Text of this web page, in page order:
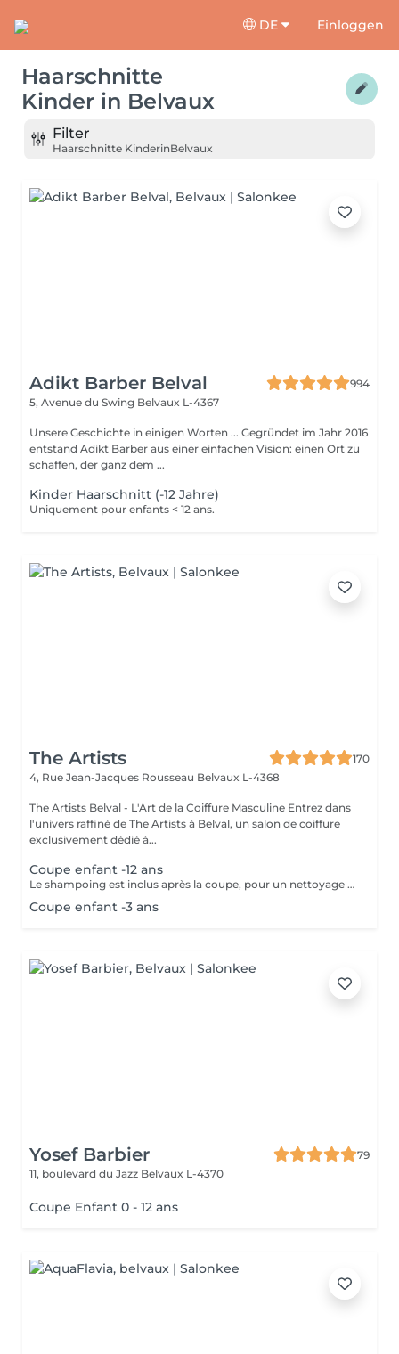
DE Einloggen
Haarschnitte
Kinder in Belvaux
Filter
Haarschnitte KinderinBelvaux
Adikt Barber Belval
994
5, Avenue du Swing Belvaux L-4367
Unsere Geschichte in einigen Worten ... Gegründet im Jahr 2016
entstand Adikt Barber aus einer einfachen Vision: einen Ort zu
schaffen, der ganz dem ...
Kinder Haarschnitt (-12 Jahre)
Uniquement pour enfants < 12 ans.
The Artists
170
4, Rue Jean-Jacques Rousseau Belvaux L-4368
The Artists Belval - L'Art de la Coiffure Masculine Entrez dans
l'univers raffiné de The Artists à Belval, un salon de coiffure
exclusivement dédié à...
Coupe enfant -12 ans
Le shampoing est inclus après la coupe, pour un nettoyage en profondeur et un soin optimal. Le coiffage, réalisé en fin de prestation, garantit un style parfaitement maîtrisé et durable. Coiffage (Cire, Poudre, Gel, Laque) Fixation sur-mesure pour tous les styles, avec des produits adaptés pour une texture et une brillance durables.
Coupe enfant -3 ans
Yosef Barbier
79
11, boulevard du Jazz Belvaux L-4370
Coupe Enfant 0 - 12 ans